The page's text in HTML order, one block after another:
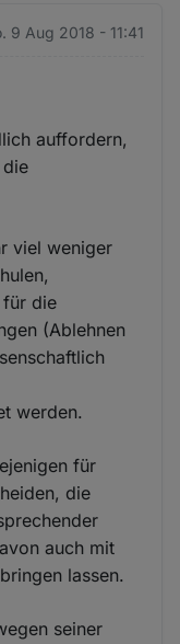
9 Aug 2018 - 11:41
auffordern,
viel weniger
für die
(Ablehnen
werden.
für
die
auch mit
lassen.
seiner